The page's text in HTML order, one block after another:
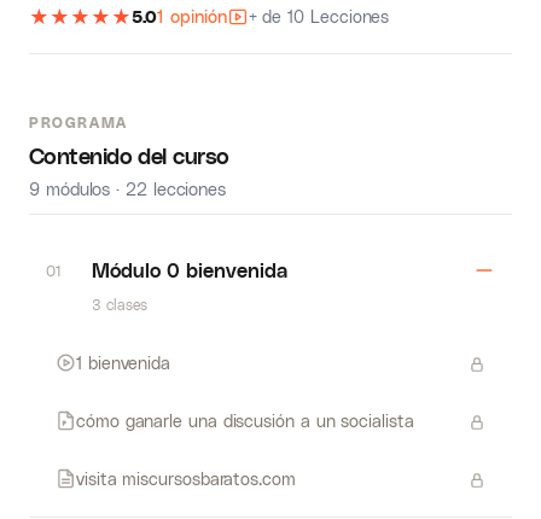
★ ★ ★ ★ ★5.01 opinión + de 10 Lecciones
PROGRAMA
Contenido del curso
9 módulos · 22 lecciones
01 Módulo 0 bienvenida
3 clases
1 bienvenida
cómo ganarle una discusión a un socialista
visita miscursosbaratos.com